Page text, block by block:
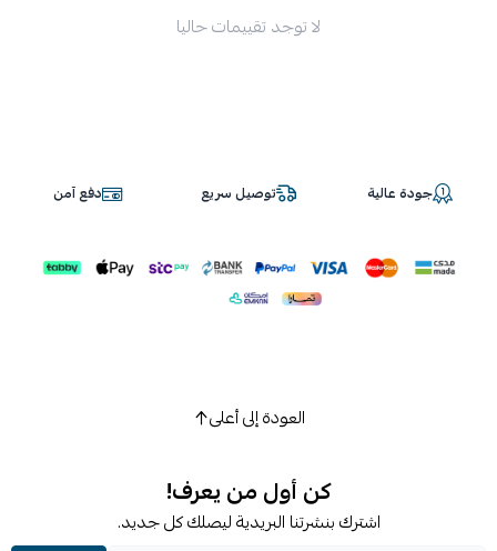
لا توجد تقييمات حاليا
جودة عالية توصيل سريع دفع آمن
العودة إلى أعلى
كن أول من يعرف!
اشترك بنشرتنا البريدية ليصلك كل جديد.